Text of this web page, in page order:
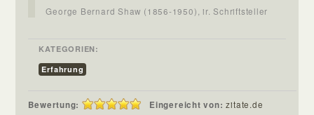
George Bernard Shaw (1856-1950), ir. Schriftsteller
KATEGORIEN:
Erfahrung
Bewertung: Eingereicht von:zitate.de